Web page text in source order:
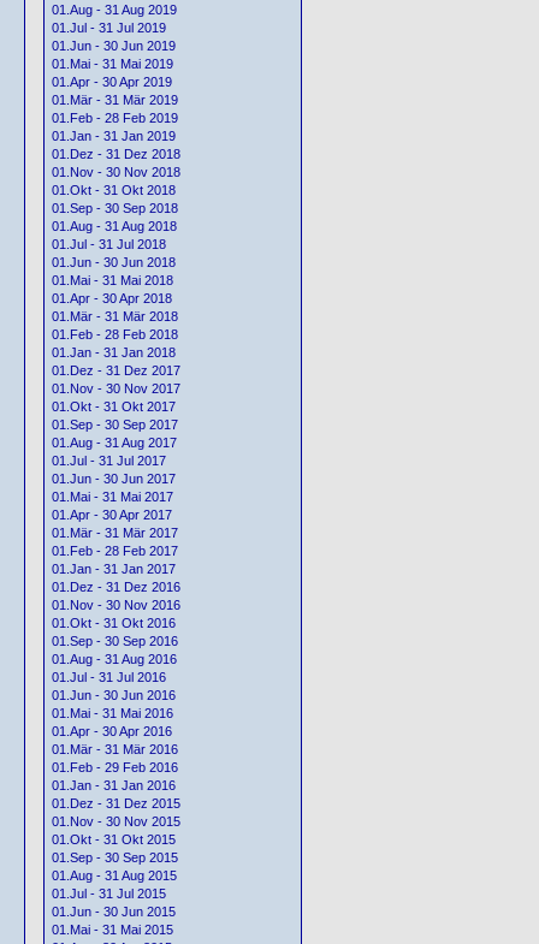
01.Aug - 31 Aug 2019
01.Jul - 31 Jul 2019
01.Jun - 30 Jun 2019
01.Mai - 31 Mai 2019
01.Apr - 30 Apr 2019
01.Mär - 31 Mär 2019
01.Feb - 28 Feb 2019
01.Jan - 31 Jan 2019
01.Dez - 31 Dez 2018
01.Nov - 30 Nov 2018
01.Okt - 31 Okt 2018
01.Sep - 30 Sep 2018
01.Aug - 31 Aug 2018
01.Jul - 31 Jul 2018
01.Jun - 30 Jun 2018
01.Mai - 31 Mai 2018
01.Apr - 30 Apr 2018
01.Mär - 31 Mär 2018
01.Feb - 28 Feb 2018
01.Jan - 31 Jan 2018
01.Dez - 31 Dez 2017
01.Nov - 30 Nov 2017
01.Okt - 31 Okt 2017
01.Sep - 30 Sep 2017
01.Aug - 31 Aug 2017
01.Jul - 31 Jul 2017
01.Jun - 30 Jun 2017
01.Mai - 31 Mai 2017
01.Apr - 30 Apr 2017
01.Mär - 31 Mär 2017
01.Feb - 28 Feb 2017
01.Jan - 31 Jan 2017
01.Dez - 31 Dez 2016
01.Nov - 30 Nov 2016
01.Okt - 31 Okt 2016
01.Sep - 30 Sep 2016
01.Aug - 31 Aug 2016
01.Jul - 31 Jul 2016
01.Jun - 30 Jun 2016
01.Mai - 31 Mai 2016
01.Apr - 30 Apr 2016
01.Mär - 31 Mär 2016
01.Feb - 29 Feb 2016
01.Jan - 31 Jan 2016
01.Dez - 31 Dez 2015
01.Nov - 30 Nov 2015
01.Okt - 31 Okt 2015
01.Sep - 30 Sep 2015
01.Aug - 31 Aug 2015
01.Jul - 31 Jul 2015
01.Jun - 30 Jun 2015
01.Mai - 31 Mai 2015